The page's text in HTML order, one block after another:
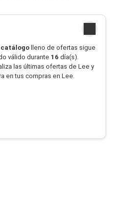
catálogo lleno de ofertas sigue
válido durante 16 día(s).
las últimas ofertas de Lee y
en tus compras en Lee.